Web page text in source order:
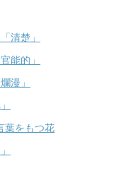
清楚」
能的」
漫」
葉をもつ花